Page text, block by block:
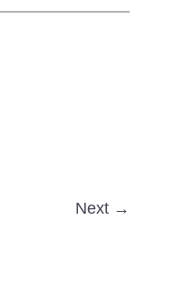
Next →